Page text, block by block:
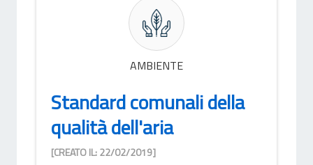
AMBIENTE
Standard comunali della
qualità dell'aria
[CREATO IL: 22/02/2019]